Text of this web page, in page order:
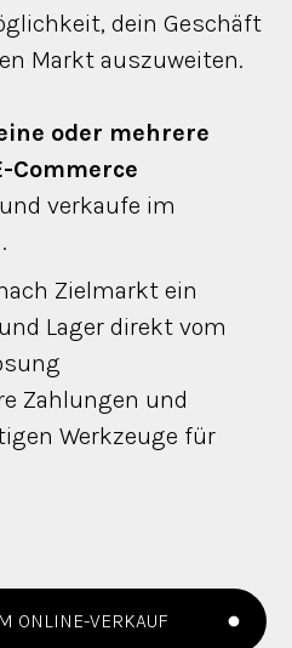
dein Geschäft
Markt auszuweiten.
oder mehrere
Commerce
verkaufe im
Zielmarkt ein
Lager direkt vom
Zahlungen und
Werkzeuge für
ONLINE-VERKAUF